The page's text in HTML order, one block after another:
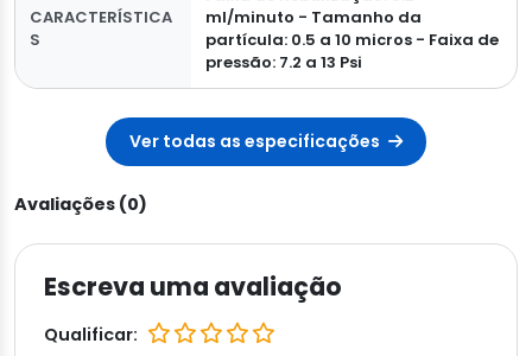
CARACTERÍSTICA
S
ml/minuto - Tamanho da
partícula: 0.5 a 10 micros - Faixa de
pressão: 7.2 a 13 Psi
Ver todas as especificações
Avaliações (0)
Escreva uma avaliação
Qualificar: